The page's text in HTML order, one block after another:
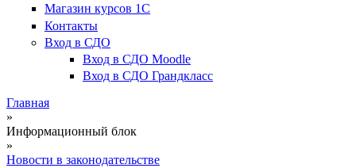
Магазин курсов 1С
Контакты
Вход в СДО
Вход в СДО Moodle
Вход в СДО Грандкласс
Вы здесь
Главная
»
Информационный блок
»
Новости в законодательстве